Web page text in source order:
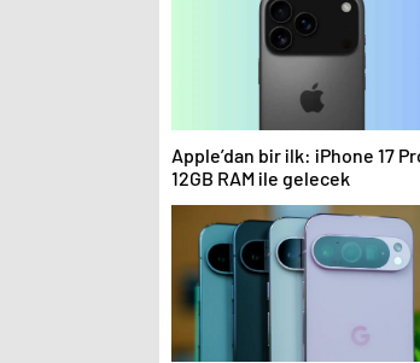
Apple’dan bir ilk: iPhone 17
12GB RAM ile gelecek